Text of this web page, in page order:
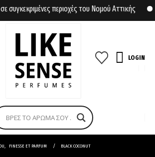
περιοχές του Νομού Αττικής
LOGIN
, FINESSE ET PARFUM BLACK COCONUT